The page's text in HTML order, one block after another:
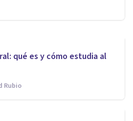
qué es y cómo estudia al
Rubio